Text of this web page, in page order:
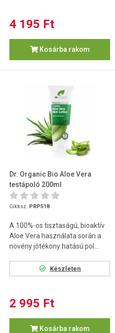
4 195 Ft
Kosárba rakom
Dr. Organic Bio Aloe Vera
testápoló 200ml
Cikksz. PRP518
A 100%-os tisztaságú, bioaktív
Aloe Vera használata során a
növény jótékony hatású pol...
Készleten
2 995 Ft
Kosárba rakom